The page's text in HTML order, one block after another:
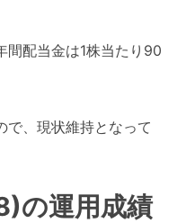
間配当金は1株当たり90
で、現状維持となって
の運用成績